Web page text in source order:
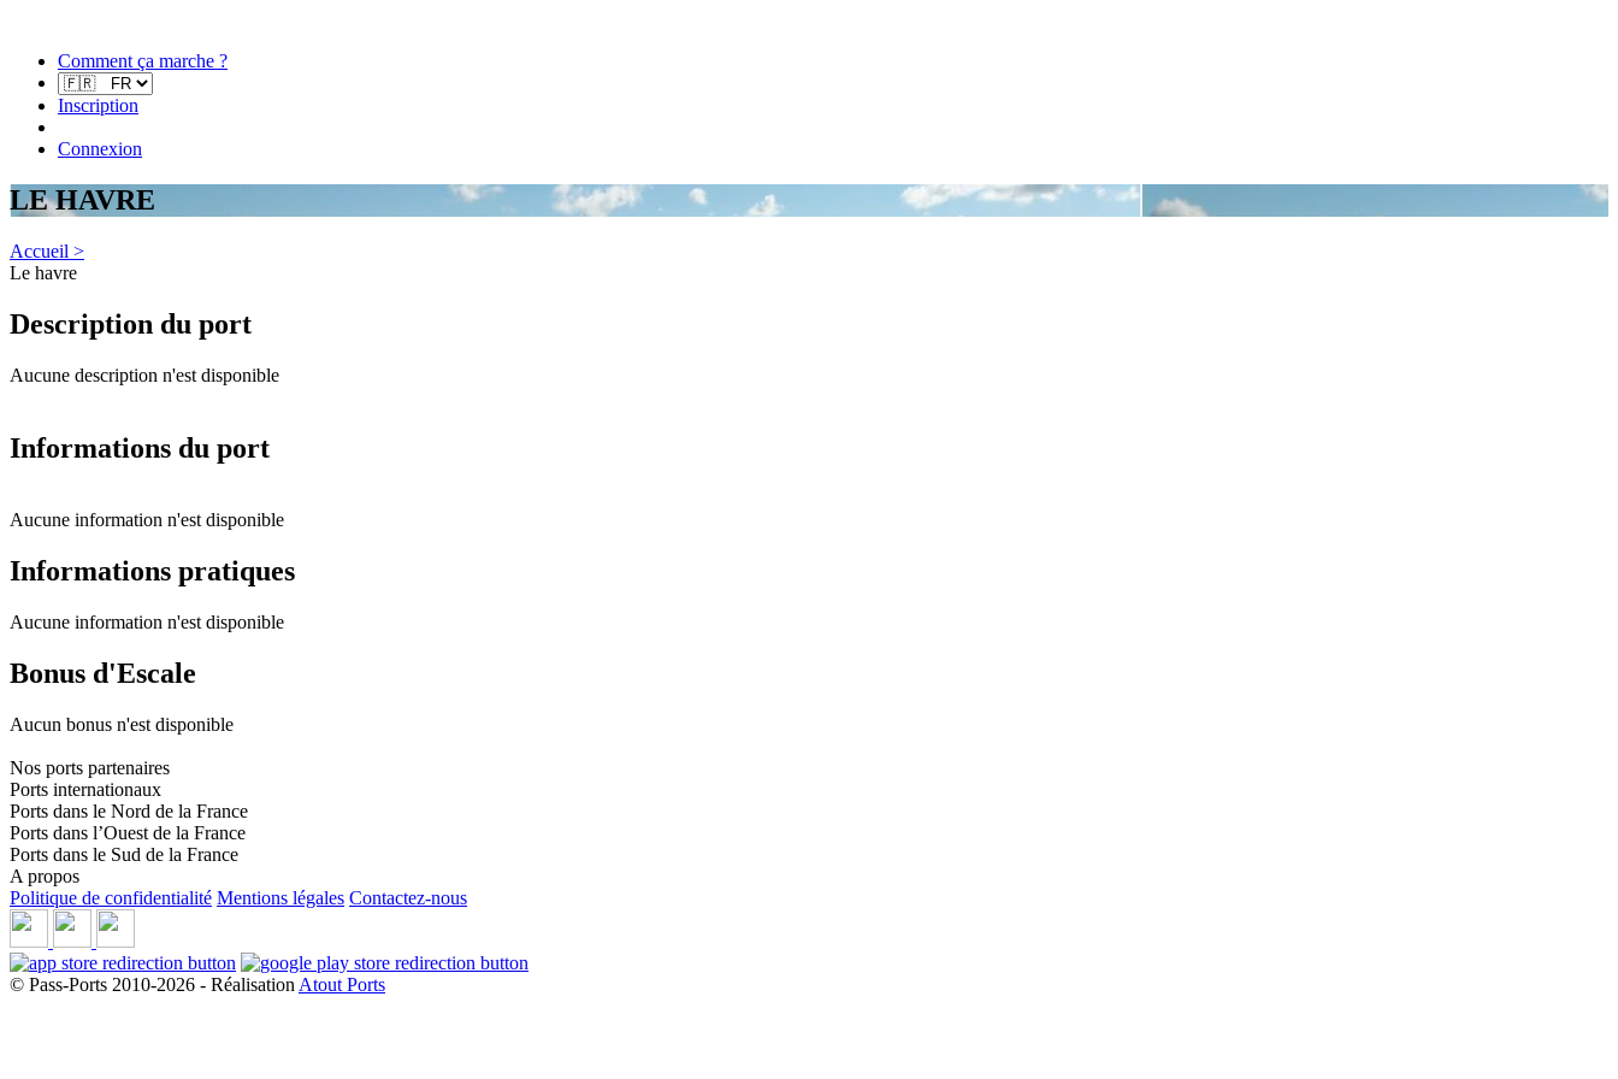
Comment ça marche ?
Inscription
Connexion
LE HAVRE
Accueil >
Le havre
Description du port
Aucune description n'est disponible
Informations du port
Aucune information n'est disponible
Informations pratiques
Aucune information n'est disponible
Bonus d'Escale
Aucun bonus n'est disponible
Nos ports partenaires
Ports internationaux
Ports dans le Nord de la France
Ports dans l’Ouest de la France
Ports dans le Sud de la France
A propos
Politique de confidentialité Mentions légales Contactez-nous
© Pass-Ports 2010-2026 - Réalisation Atout Ports